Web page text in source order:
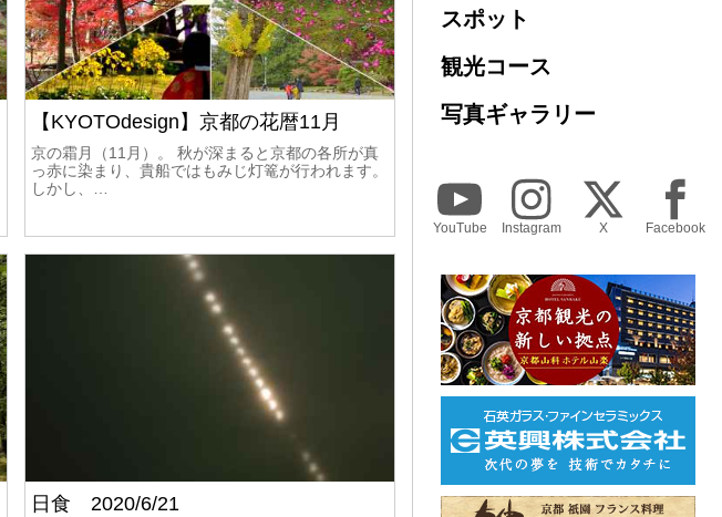
【KYOTOdesign】京都の花暦11月
京の霜月（11月）。 秋が深まると京都の各所が真
っ赤に染まり、貴船ではもみじ灯篭が行われます。
しかし、…
日食 2020/6/21
スポット
観光コース
写真ギャラリー
YouTube Instagram X Facebook